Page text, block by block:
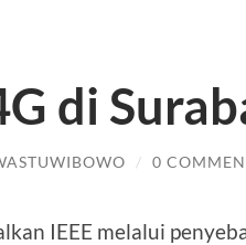
di
/ 0
IEEE melalui